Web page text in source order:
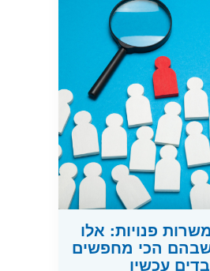
131,000 משרות פנויות: אלו
הכי מחפשים
עכשיו